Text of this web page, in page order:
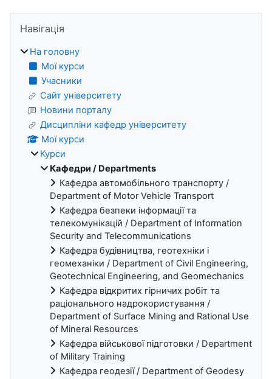
Блоки
Навігація
На головну
Мої курси
Учасники
Сайт університету
Новини порталу
Дисципліни кафедр університету
Мої курси
Курси
Кафедри / Departments
Кафедра автомобільного транспорту /
Department of Motor Vehicle Transport
Кафедра безпеки інформації та
телекомунікацій / Department of Information
Security and Telecommunications
Кафедра будівництва, геотехніки і
геомеханіки / Department of Civil Engineering,
Geotechnical Engineering, and Geomechanics
Кафедра відкритих гірничих робіт та
раціонального надрокористування /
Department of Surface Mining and Rational Use
of Mineral Resources
Кафедра військової підготовки / Department
of Military Training
Кафедра геодезії / Department of Geodesy